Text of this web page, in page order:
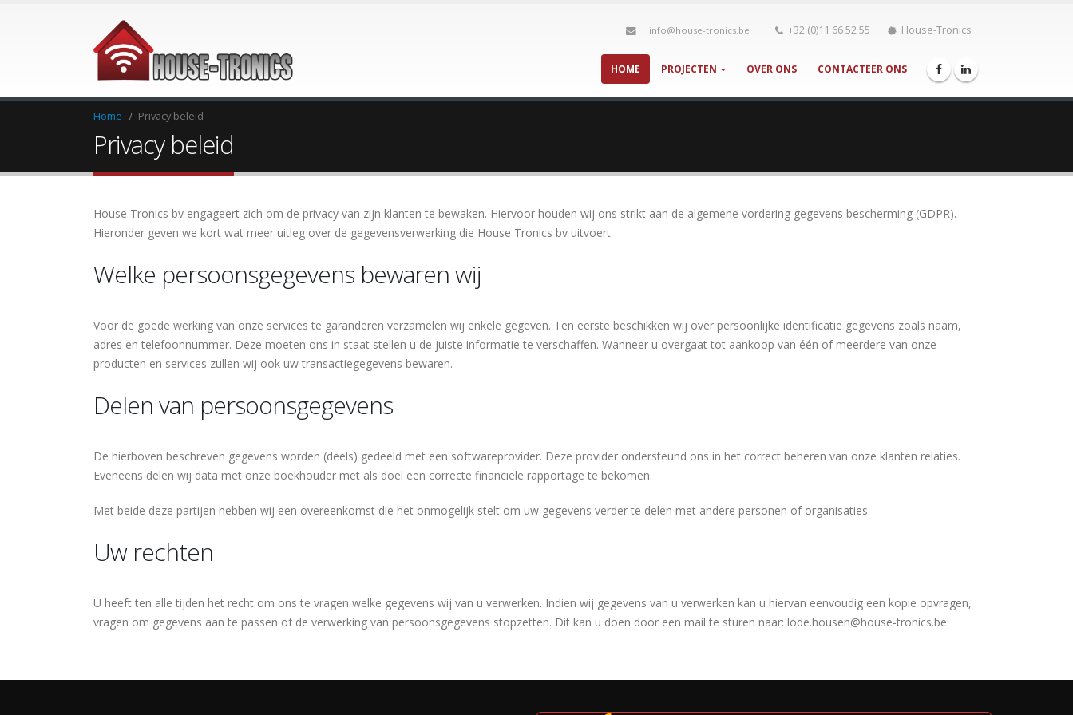
info@house-tronics.be +32 (0)11 66 52 55 House-Tronics
HOME PROJECTEN OVER ONS CONTACTEER ONS
Home Privacy beleid
Privacy beleid
House Tronics bv engageert zich om de privacy van zijn klanten te bewaken. Hiervoor houden wij ons strikt aan de algemene vordering gegevens bescherming (GDPR).
Hieronder geven we kort wat meer uitleg over de gegevensverwerking die House Tronics bv uitvoert.
Welke persoonsgegevens bewaren wij
Voor de goede werking van onze services te garanderen verzamelen wij enkele gegeven. Ten eerste beschikken wij over persoonlijke identificatie gegevens zoals naam,
adres en telefoonnummer. Deze moeten ons in staat stellen u de juiste informatie te verschaffen. Wanneer u overgaat tot aankoop van één of meerdere van onze
producten en services zullen wij ook uw transactiegegevens bewaren.
Delen van persoonsgegevens
De hierboven beschreven gegevens worden (deels) gedeeld met een softwareprovider. Deze provider ondersteund ons in het correct beheren van onze klanten relaties.
Eveneens delen wij data met onze boekhouder met als doel een correcte financiële rapportage te bekomen.
Met beide deze partijen hebben wij een overeenkomst die het onmogelijk stelt om uw gegevens verder te delen met andere personen of organisaties.
Uw rechten
U heeft ten alle tijden het recht om ons te vragen welke gegevens wij van u verwerken. Indien wij gegevens van u verwerken kan u hiervan eenvoudig een kopie opvragen,
vragen om gegevens aan te passen of de verwerking van persoonsgegevens stopzetten. Dit kan u doen door een mail te sturen naar: lode.housen@house-tronics.be